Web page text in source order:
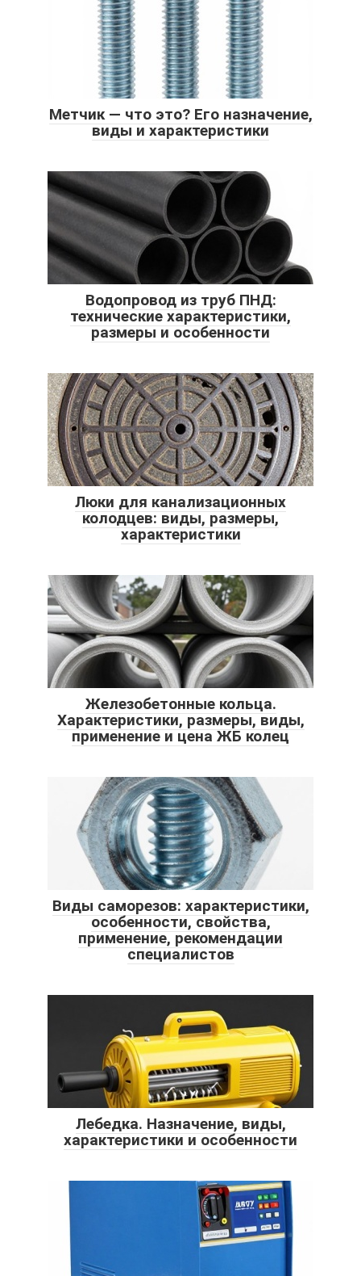
Метчик — что это? Его назначение,
виды и характеристики
Водопровод из труб ПНД:
технические характеристики,
размеры и особенности
Люки для канализационных
колодцев: виды, размеры,
характеристики
Железобетонные кольца.
Характеристики, размеры, виды,
применение и цена ЖБ колец
Виды саморезов: характеристики,
особенности, свойства,
применение, рекомендации
специалистов
Лебедка. Назначение, виды,
характеристики и особенности